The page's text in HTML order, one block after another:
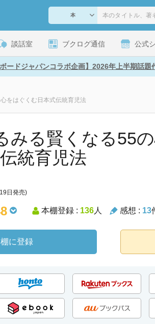
談話室 ブクログ通信 公式
ボードジャパンコラボ企画】2026年上半期話題
をはぐくむ日本式伝統育児法
みる賢くなる55
統育児法
日発売)
本棚登録 : 136人 感想 : 13
に登録